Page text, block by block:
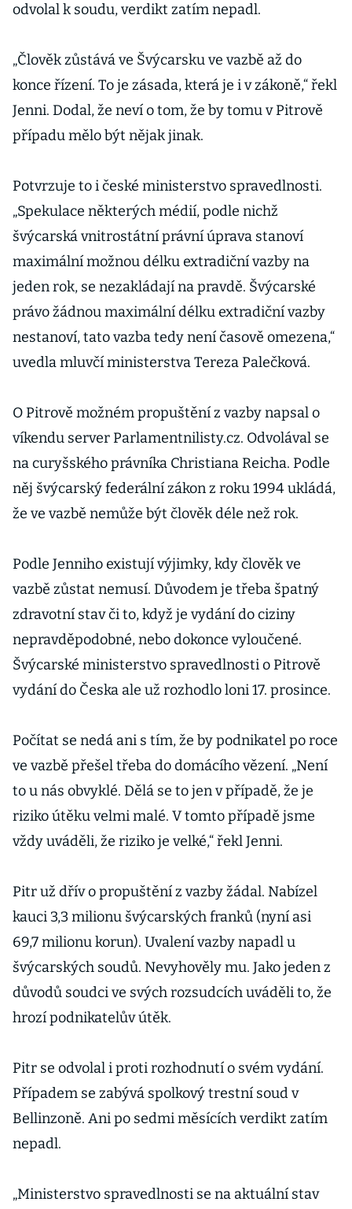
odvolal k soudu, verdikt zatím nepadl.
„Člověk zůstává ve Švýcarsku ve vazbě až do
konce řízení. To je zásada, která je i v zákoně,“ řekl
Jenni. Dodal, že neví o tom, že by tomu v Pitrově
případu mělo být nějak jinak.
Potvrzuje to i české ministerstvo spravedlnosti.
„Spekulace některých médií, podle nichž
švýcarská vnitrostátní právní úprava stanoví
maximální možnou délku extradiční vazby na
jeden rok, se nezakládají na pravdě. Švýcarské
právo žádnou maximální délku extradiční vazby
nestanoví, tato vazba tedy není časově omezena,“
uvedla mluvčí ministerstva Tereza Palečková.
O Pitrově možném propuštění z vazby napsal o
víkendu server Parlamentnilisty.cz. Odvolával se
na curyšského právníka Christiana Reicha. Podle
něj švýcarský federální zákon z roku 1994 ukládá,
že ve vazbě nemůže být člověk déle než rok.
Podle Jenniho existují výjimky, kdy člověk ve
vazbě zůstat nemusí. Důvodem je třeba špatný
zdravotní stav či to, když je vydání do ciziny
nepravděpodobné, nebo dokonce vyloučené.
Švýcarské ministerstvo spravedlnosti o Pitrově
vydání do Česka ale už rozhodlo loni 17. prosince.
Počítat se nedá ani s tím, že by podnikatel po roce
ve vazbě přešel třeba do domácího vězení. „Není
to u nás obvyklé. Dělá se to jen v případě, že je
riziko útěku velmi malé. V tomto případě jsme
vždy uváděli, že riziko je velké,“ řekl Jenni.
Pitr už dřív o propuštění z vazby žádal. Nabízel
kauci 3,3 milionu švýcarských franků (nyní asi
69,7 milionu korun). Uvalení vazby napadl u
švýcarských soudů. Nevyhověly mu. Jako jeden z
důvodů soudci ve svých rozsudcích uváděli to, že
hrozí podnikatelův útěk.
Pitr se odvolal i proti rozhodnutí o svém vydání.
Případem se zabývá spolkový trestní soud v
Bellinzoně. Ani po sedmi měsících verdikt zatím
nepadl.
„Ministerstvo spravedlnosti se na aktuální stav